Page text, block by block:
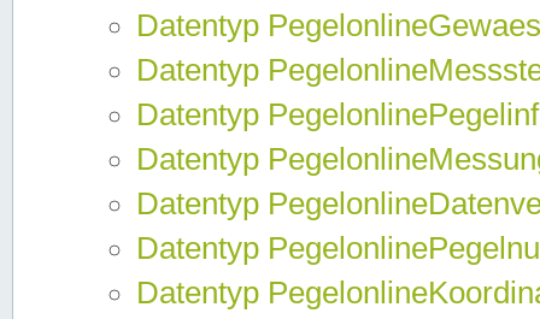
Datentyp
Datentyp
Datentyp
Datentyp
Datentyp
Datentyp
Datentyp